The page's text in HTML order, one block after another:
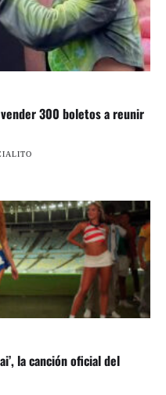
300 boletos a reunir
la canción oficial del